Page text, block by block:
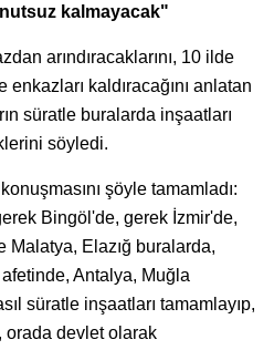
kalmayacak"
arındıracaklarını, 10 ilde
kaldıracağını anlatan
süratle buralarda inşaatları
söyledi.
şöyle tamamladı:
Bingöl'de, gerek İzmir'de,
Malatya, Elazığ buralarda,
Antalya, Muğla
süratle inşaatları tamamlayıp,
orada devlet olarak